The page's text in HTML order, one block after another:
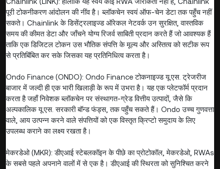
पूरी टोकनीकरण आंदोलन की नींव है। ब्लॉकचेन स्वयं ऑफ-चेन डेटा तक पहुँच नहीं
सकते। Chainlink के डिसेंट्रलाइज्ड ऑरेकल नेटवर्क उन सुरक्षित, वास्तविक
समय की कीमत डेटा और जाँचने योग्य रिजर्व साबिती प्रदान करते हैं जो आवश्यक हैं
ताकि एक डिजिटल टोकन उस भौतिक संपत्ति के मूल्य और अस्तित्व को सटीक रूप
से प्रतिबिंबित कर सके जिसका यह प्रतिनिधित्व करता है।
Ondo Finance (ONDO): Ondo Finance टोकनाइज्ड यू.एस. ट्रेजरीज
बाजार में जल्दी ही एक भारी खिलाड़ी के रूप में उभरा है। यह एक प्लेटफॉर्म प्रदान
करता है जहाँ निवेशक ब्लॉकचेन पर संस्थागत-ग्रेड वित्तीय उत्पादों, जैसे कि
अल्पकालिक यू.एस. सरकारी बॉन्ड फंड्स, तक पहुँच सकते हैं। Ondo उच्च गुणवत्ता
वाले, आय उत्पन्न करने वाले संपत्तियों को एक विस्तृत क्रिप्टो समुदाय के लिए
उपलब्ध कराने का लक्ष्य रखता है।
मेकरडेओ (MKR): डीएआई स्टेबलकॉइन के पीछे का प्रोटोकॉल, मेकरडेओ, RWAs
के सबसे पहले अपनाने वालों में से एक है। डीएआई की स्थिरता को सुनिश्चित करने